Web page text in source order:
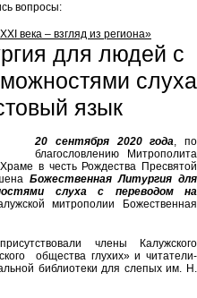
вопросы:
века – взгляд из региона»
для людей с
слуха
язык
20 сентября 2020 года, по
благословлению Митрополита
в честь Рождества Пресвятой
Божественная Литургия для
слуха с переводом на
митрополии Божественная
члены Калужского
общества глухих» и читатели-
библиотеки для слепых им. Н.